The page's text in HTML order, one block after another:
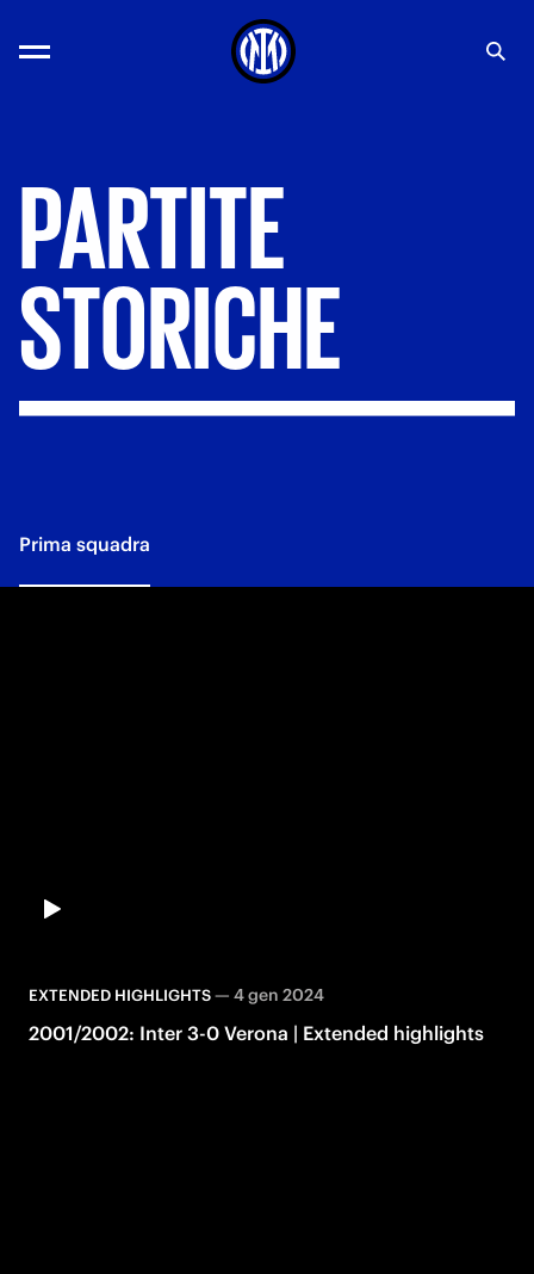
PARTITE
STORICHE
Prima squadra
EXTENDED HIGHLIGHTS— 4 gen 2024
2001/2002: Inter 3-0 Verona | Extended highlights